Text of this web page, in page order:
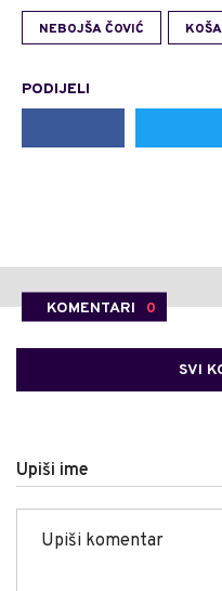
NEBOJŠA ČOVIĆ
PODIJELI
KOMENTARI 0
SVI
Upiši ime